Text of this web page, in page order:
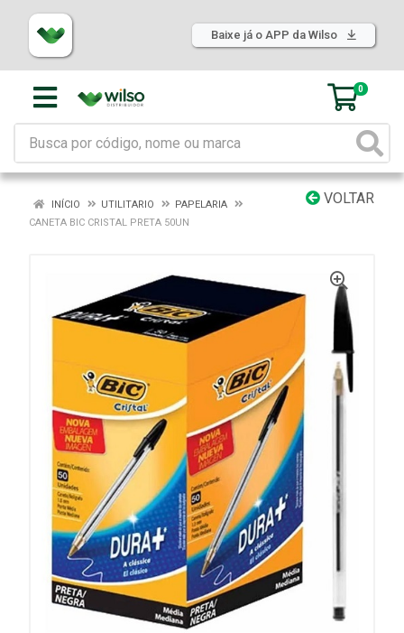
Baixe já o APP da Wilso
0
VOLTAR
INÍCIO UTILITARIO
PAPELARIA
CANETA BIC CRISTAL PRETA 50UN